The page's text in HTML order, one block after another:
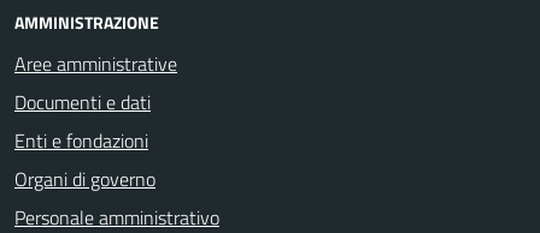
AMMINISTRAZIONE
Aree amministrative
Documenti e dati
Enti e fondazioni
Organi di governo
Personale amministrativo